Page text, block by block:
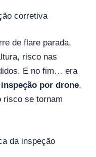
corretiva
de flare parada,
risco nas
E no fim… era
inspeção por drone,
risco se tornam
da inspeção